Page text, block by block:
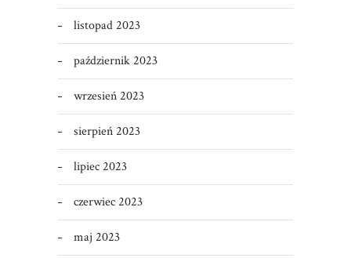
listopad 2023
październik 2023
wrzesień 2023
sierpień 2023
lipiec 2023
czerwiec 2023
maj 2023